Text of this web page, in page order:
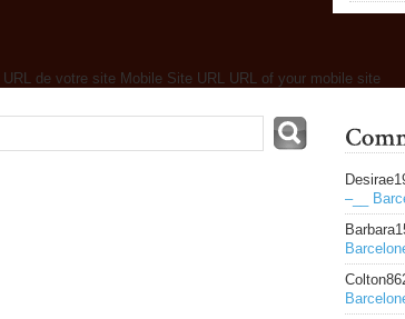
de votre site Mobile Site URL URL of your mobile site
–__